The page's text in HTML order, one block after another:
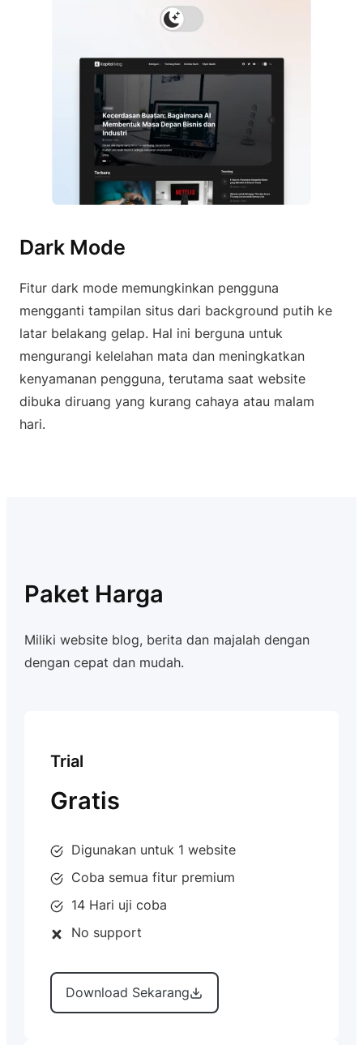
Dark Mode
Fitur dark mode memungkinkan pengguna
mengganti tampilan situs dari background putih ke
latar belakang gelap. Hal ini berguna untuk
mengurangi kelelahan mata dan meningkatkan
kenyamanan pengguna, terutama saat website
dibuka diruang yang kurang cahaya atau malam
hari.
Paket Harga
Miliki website blog, berita dan majalah dengan
dengan cepat dan mudah.
Trial
Gratis
Digunakan untuk 1 website
Coba semua fitur premium
14 Hari uji coba
No support
Download Sekarang